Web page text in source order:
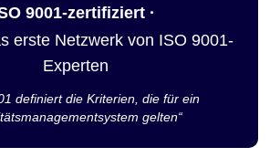
9001-zertifiziert ·
erste Netzwerk von ISO 9001-
Experten
definiert die Kriterien, die für ein
gelten“